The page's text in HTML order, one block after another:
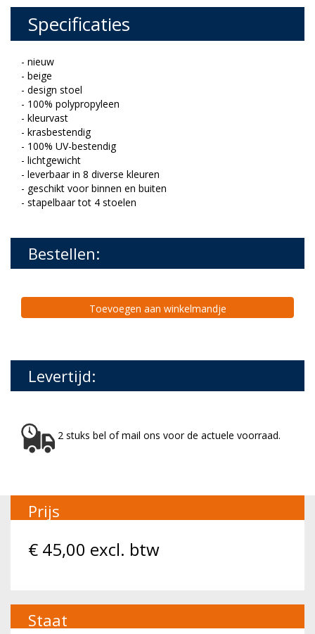
Specificaties
- nieuw
- beige
- design stoel
- 100% polypropyleen
- kleurvast
- krasbestendig
- 100% UV-bestendig
- lichtgewicht
- leverbaar in 8 diverse kleuren
- geschikt voor binnen en buiten
- stapelbaar tot 4 stoelen
Bestellen:
Toevoegen aan winkelmandje
Levertijd:
2 stuks bel of mail ons voor de actuele voorraad.
Prijs
€ 45,00 excl. btw
Staat